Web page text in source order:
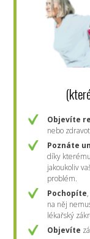
Objevíte
nebo
Poznáte
díky
jakoukoliv
problém.
Pochopíte
na něj
lékařský
Objevíte